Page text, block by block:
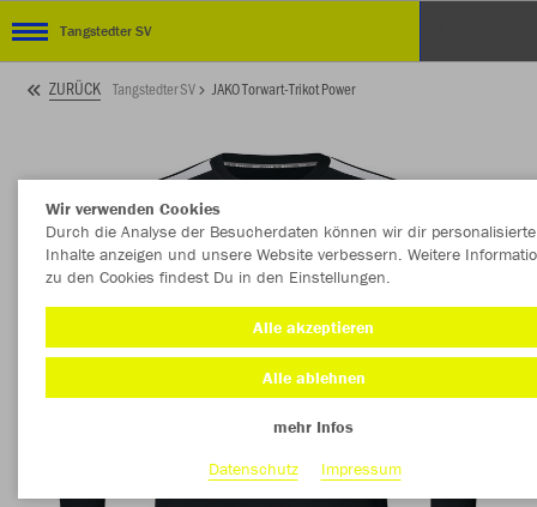
Tangstedter SV
ZURÜCK Tangstedter SV JAKO Torwart-Trikot Power
Wir verwenden Cookies
Durch die Analyse der Besucherdaten können wir dir personalisierte
Inhalte anzeigen und unsere Website verbessern. Weitere
zu den Cookies findest Du in den Einstellungen.
Alle akzeptieren
Alle ablehnen
mehr Infos
Datenschutz
Impressum